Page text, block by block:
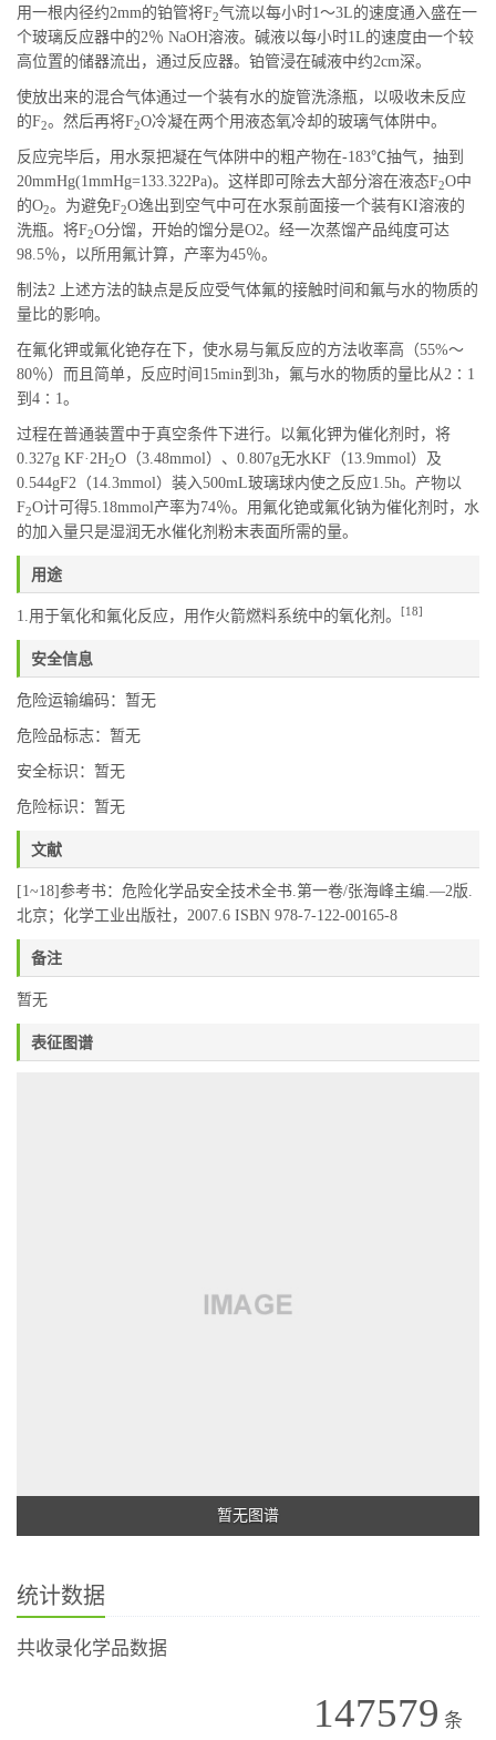
用一根内径约2mm的铂管将F2气流以每小时1～3L的速度通入盛在一
个玻璃反应器中的2％ NaOH溶液。碱液以每小时1L的速度由一个较
高位置的储器流出，通过反应器。铂管浸在碱液中约2cm深。
使放出来的混合气体通过一个装有水的旋管洗涤瓶，以吸收未反应
的F2。然后再将F2O冷凝在两个用液态氧冷却的玻璃气体阱中。
反应完毕后，用水泵把凝在气体阱中的粗产物在-183℃抽气，抽到
20mmHg(1mmHg=133.322Pa)。这样即可除去大部分溶在液态F2O中
的O2。为避免F2O逸出到空气中可在水泵前面接一个装有KI溶液的
洗瓶。将F2O分馏，开始的馏分是O2。经一次蒸馏产品纯度可达
98.5％，以所用氟计算，产率为45％。
制法2 上述方法的缺点是反应受气体氟的接触时间和氟与水的物质的
量比的影响。
在氟化钾或氟化铯存在下，使水易与氟反应的方法收率高（55%～
80％）而且简单，反应时间15min到3h，氟与水的物质的量比从2∶1
到4∶1。
过程在普通装置中于真空条件下进行。以氟化钾为催化剂时，将
0.327g KF·2H2O（3.48mmol）、0.807g无水KF（13.9mmol）及
0.544gF2（14.3mmol）装入500mL玻璃球内使之反应1.5h。产物以
F2O计可得5.18mmol产率为74％。用氟化铯或氟化钠为催化剂时，水
的加入量只是湿润无水催化剂粉末表面所需的量。
用途
1.用于氧化和氟化反应，用作火箭燃料系统中的氧化剂。 [18]
安全信息
危险运输编码：暂无
危险品标志：暂无
安全标识：暂无
危险标识：暂无
文献
[1~18]参考书：危险化学品安全技术全书.第一卷/张海峰主编.—2版.
北京；化学工业出版社，2007.6 ISBN 978-7-122-00165-8
备注
暂无
表征图谱
暂无图谱
统计数据
共收录化学品数据
147579 条